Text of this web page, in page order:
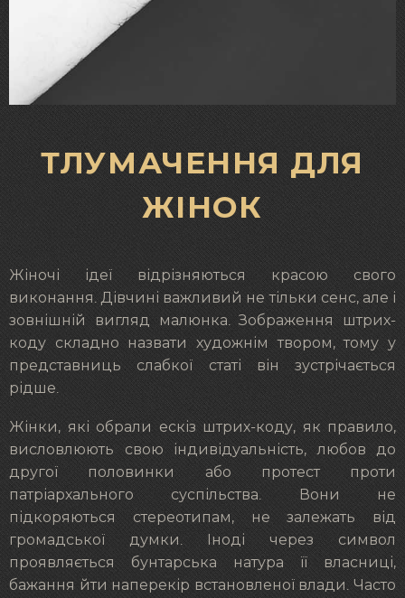
ТЛУМАЧЕННЯ ДЛЯ
ЖІНОК
Жіночі ідеї відрізняються красою свого
виконання. Дівчині важливий не тільки сенс, але і
зовнішній вигляд малюнка. Зображення штрих-
коду складно назвати художнім твором, тому у
представниць слабкої статі він зустрічається
рідше.
Жінки, які обрали ескіз штрих-коду, як правило,
висловлюють свою індивідуальність, любов до
другої половинки або протест проти
патріархального суспільства. Вони не
підкоряються стереотипам, не залежать від
громадської думки. Іноді через символ
проявляється бунтарська натура її власниці,
бажання йти наперекір встановленої влади. Часто